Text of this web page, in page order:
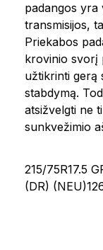
padangos yra
transmisijos,
Priekabos
krovinio svorį
užtikrinti gerą
stabdymą.
atsižvelgti ne
sunkvežimio
215/75R17.5
(DR)